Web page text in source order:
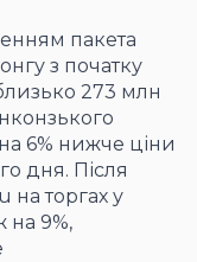
пакета
з початку
273 млн
6% нижче ціни
дня. Після
на торгах у
на 9%,